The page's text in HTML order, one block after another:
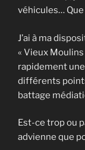
véhicules…
J’ai à ma
« Vieux
rapidement
différents
battage
Est-ce trop ou
advienne que